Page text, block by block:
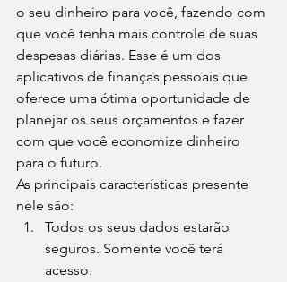
o seu dinheiro para você, fazendo com
que você tenha mais controle de suas
despesas diárias. Esse é um dos
aplicativos de finanças pessoais que
oferece uma ótima oportunidade de
planejar os seus orçamentos e fazer
com que você economize dinheiro
para o futuro.
As principais características presente
nele são:
Todos os seus dados estarão
seguros. Somente você terá
acesso.